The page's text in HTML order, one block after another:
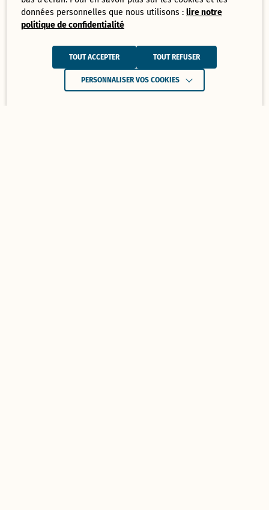
données personnelles que nous utilisons :lire notre
politique de confidentialité
TOUT ACCEPTER TOUT REFUSER
PERSONNALISER VOS COOKIES